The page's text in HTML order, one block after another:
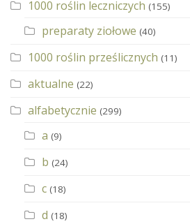
1000 roślin leczniczych (155)
preparaty ziołowe (40)
1000 roślin prześlicznych (11)
aktualne (22)
alfabetycznie (299)
a (9)
b (24)
c (18)
d (18)